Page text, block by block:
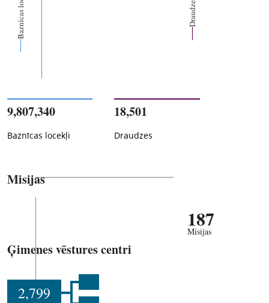
Baznīcas locekļi Draudzes
9,807,340
Baznīcas locekļi
18,501
Draudzes
Misijas
187
Misijas
Ģimenes vēstures centri
2,799